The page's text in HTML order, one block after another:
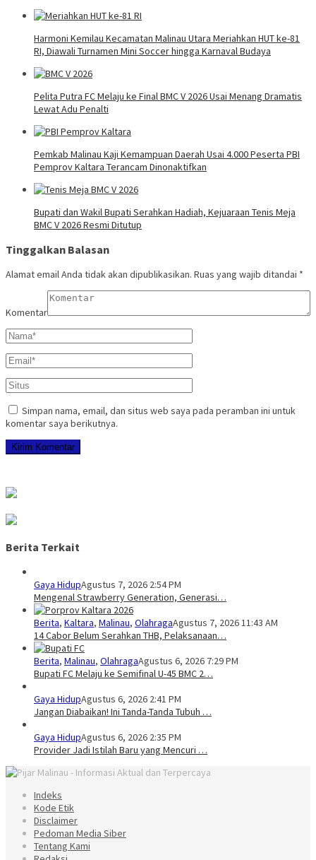
Harmoni Kemilau Kecamatan Malinau Utara Meriahkan HUT ke-81
RI, Diawali Turnamen Mini Soccer hingga Karnaval Budaya
Pelita Putra FC Melaju ke Final BMC V 2026 Usai Menang Dramatis
Lewat Adu Penalti
Pemkab Malinau Kaji Kemampuan Daerah Usai 4.000 Peserta PBI
Pemprov Kaltara Terancam Dinonaktifkan
Bupati dan Wakil Bupati Serahkan Hadiah, Kejuaraan Tenis Meja
BMC V 2026 Resmi Ditutup
Tinggalkan Balasan
Alamat email Anda tidak akan dipublikasikan. Ruas yang wajib ditandai *
Komentar
Simpan nama, email, dan situs web saya pada peramban ini untuk
komentar saya berikutnya.
Berita Terkait
Gaya HidupAgustus 7, 2026 2:54 PM
Mengenal Strawberry Generation, Generasi…
Berita, Kaltara, Malinau, OlahragaAgustus 7, 2026 11:43 AM
14 Cabor Belum Serahkan THB, Pelaksanaan…
Berita, Malinau, OlahragaAgustus 6, 2026 7:29 PM
Bupati FC Melaju ke Semifinal U-45 BMC 2…
Gaya HidupAgustus 6, 2026 2:41 PM
Jangan Diabaikan! Ini Tanda-Tanda Tubuh …
Gaya HidupAgustus 6, 2026 2:35 PM
Provider Jadi Istilah Baru yang Mencuri …
Indeks
Kode Etik
Disclaimer
Pedoman Media Siber
Tentang Kami